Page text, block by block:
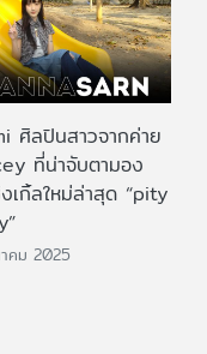
ศิลปินสาวจากค่าย
ที่น่าจับตามอง
เกิ้ลใหม่ล่าสุด “pity
คม 2025